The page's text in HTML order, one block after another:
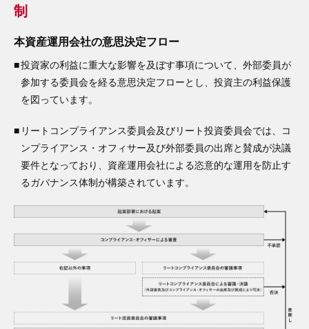
制
本資産運用会社の意思決定フロー
■投資家の利益に重大な影響を及ぼす事項について、外部委員が
参加する委員会を経る意思決定フローとし、投資主の利益保護
を図っています。
■ リートコンプライアンス委員会及びリート投資委員会では、コ
ンプライアンス・オフィサー及び外部委員の出席と賛成が決議
要件となっており、資産運用会社による恣意的な運用を防止す
るガバナンス体制が構築されています。